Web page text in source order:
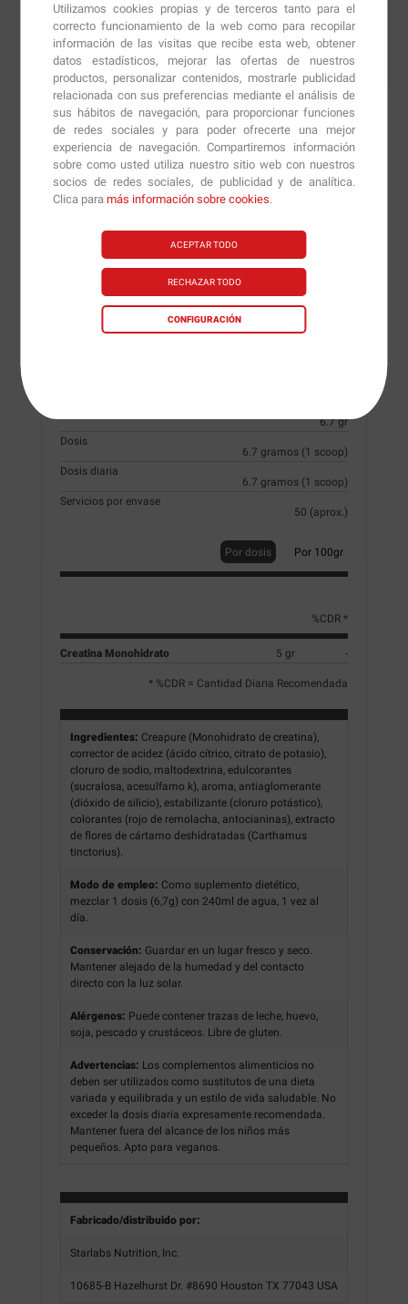
Utilizamos cookies propias y de terceros tanto para el
correcto funcionamiento de la web como para recopilar
información de las visitas que recibe esta web, obtener
datos estadísticos, mejorar las ofertas de nuestros
productos, personalizar contenidos, mostrarle publicidad
relacionada con sus preferencias mediante el análisis de
sus hábitos de navegación, para proporcionar funciones
de redes sociales y para poder ofrecerte una mejor
experiencia de navegación. Compartiremos información
sobre como usted utiliza nuestro sitio web con nuestros
socios de redes sociales, de publicidad y de analítica.
Clica paramás información sobre cookies.
ACEPTAR TODO
RECHAZAR TODO
CONFIGURACIÓN
Como suplemento dietético, mezclar 1 dosis (6,7g) con
240ml de agua, 1 vez al día.
Productos similares sugeridos por nuestros nutricionistas
29.50€ 29.50€ 14.90€ 29.90€ 35.00€
Información técnica
Información Nutricional:Cr3 Ultrapure
Creatine Monohidrate (Creapure) - 335 gr
6.7 gr
Dosis
6.7 gramos (1 scoop)
Dosis diaria
6.7 gramos (1 scoop)
Servicios por envase
50 (aprox.)
Por dosis Por 100gr
%CDR *
Creatina Monohidrato 5 gr -
* %CDR = Cantidad Diaria Recomendada
Ingredientes: Creapure (Monohidrato de creatina),
corrector de acidez (ácido cítrico, citrato de potasio),
cloruro de sodio, maltodextrina, edulcorantes
(sucralosa, acesulfamo k), aroma, antiaglomerante
(dióxido de silicio), estabilizante (cloruro potástico),
colorantes (rojo de remolacha, antocianinas), extracto
de flores de cártamo deshidratadas (Carthamus
tinctorius).
Modo de empleo: Como suplemento dietético,
mezclar 1 dosis (6,7g) con 240ml de agua, 1 vez al
día.
Conservación: Guardar en un lugar fresco y seco.
Mantener alejado de la humedad y del contacto
directo con la luz solar.
Alérgenos: Puede contener trazas de leche, huevo,
soja, pescado y crustáceos. Libre de gluten.
Advertencias: Los complementos alimenticios no
deben ser utilizados como sustitutos de una dieta
variada y equilibrada y un estilo de vida saludable. No
exceder la dosis diaria expresamente recomendada.
Mantener fuera del alcance de los niños más
pequeños. Apto para veganos.
Fabricado/distribuido por:
Starlabs Nutrition, Inc.
10685-B Hazelhurst Dr. #8690 Houston TX 77043 USA